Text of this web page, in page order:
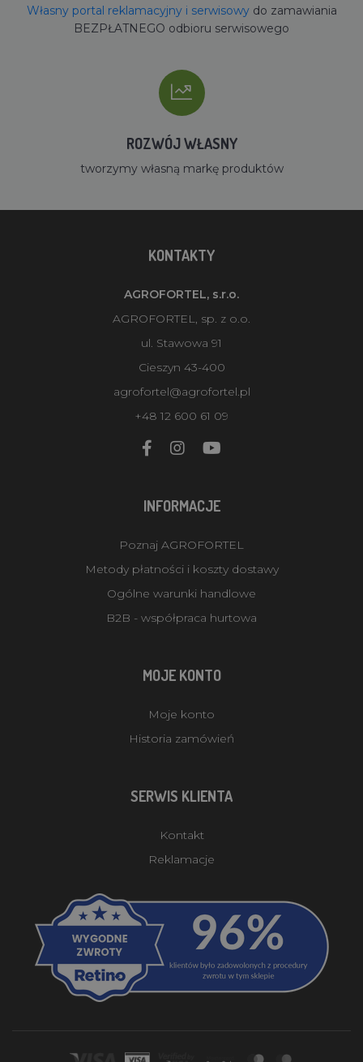
Własny portal reklamacyjny i serwisowydo zamawiania
BEZPŁATNEGO odbioru serwisowego
ROZWÓJ WŁASNY
tworzymy własną markę produktów
KONTAKTY
AGROFORTEL, s.r.o.
AGROFORTEL, sp. z o.o.
ul. Stawowa 91
Cieszyn 43-400
agrofortel@agrofortel.pl
+48 12 600 61 09
INFORMACJE
Poznaj AGROFORTEL
Metody płatności i koszty dostawy
Ogólne warunki handlowe
B2B - współpraca hurtowa
MOJE KONTO
Moje konto
Historia zamówień
SERWIS KLIENTA
Kontakt
Reklamacje